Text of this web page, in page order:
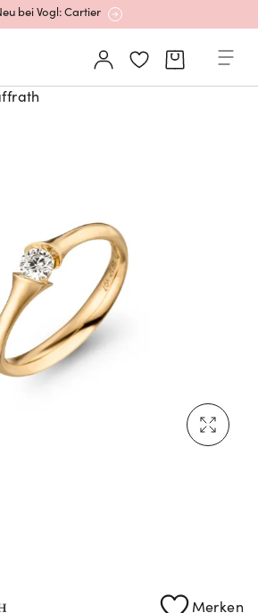
bei Vogl: Cartier
Ikonische Uhren von Cartier
Uhren von Grand Seiko
bei Vogl: Cartier
Merken